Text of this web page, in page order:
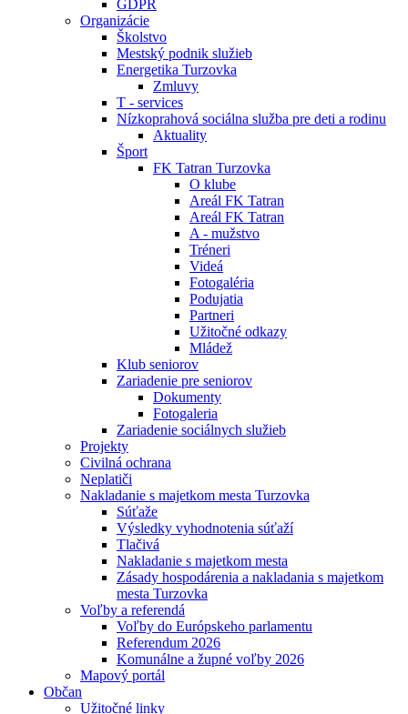
GDPR
Organizácie
Školstvo
Mestský podnik služieb
Energetika Turzovka
Zmluvy
T - services
Nízkoprahová sociálna služba pre deti a rodinu
Aktuality
Šport
FK Tatran Turzovka
O klube
Areál FK Tatran
Areál FK Tatran
A - mužstvo
Tréneri
Videá
Fotogaléria
Podujatia
Partneri
Užitočné odkazy
Mládež
Klub seniorov
Zariadenie pre seniorov
Dokumenty
Fotogaleria
Zariadenie sociálnych služieb
Projekty
Civilná ochrana
Neplatiči
Nakladanie s majetkom mesta Turzovka
Súťaže
Výsledky vyhodnotenia súťaží
Tlačivá
Nakladanie s majetkom mesta
Zásady hospodárenia a nakladania s majetkom
mesta Turzovka
Voľby a referendá
Voľby do Európskeho parlamentu
Referendum 2026
Komunálne a župné voľby 2026
Mapový portál
Občan
Užitočné linky